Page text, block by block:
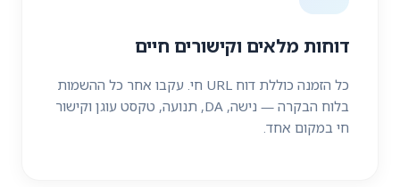
דוחות מלאים וקישורים חיים
כל הזמנה כוללת דוח URL חי. עקבו אחר כל ההשמות
בלוח הבקרה — נישה, DA, תנועה, טקסט עוגן וקישור
חי במקום אחד.